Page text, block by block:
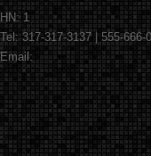
HN: 1
Tel: 317-317-3137 | 555-666-
Email: